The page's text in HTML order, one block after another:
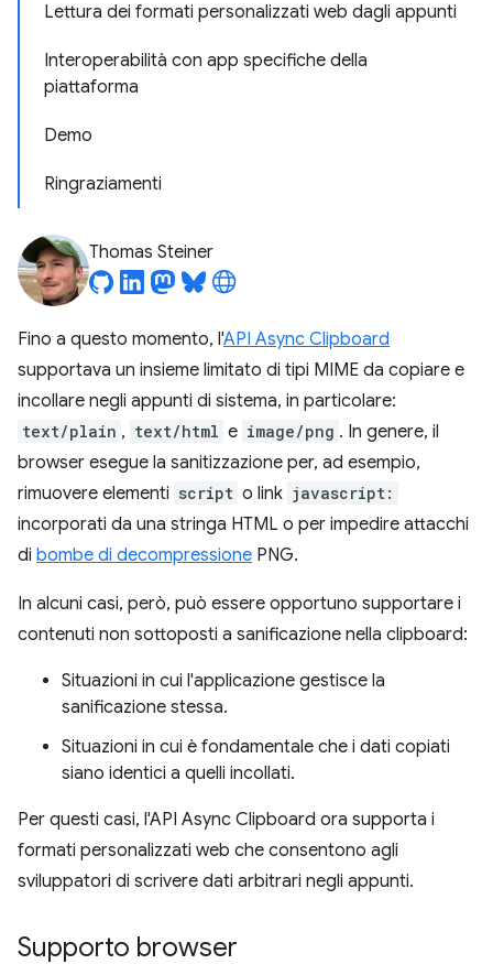
Lettura dei formati personalizzati web dagli appunti
Interoperabilità con app specifiche della
piattaforma
Demo
Ringraziamenti
Thomas Steiner
Fino a questo momento, l'API Async Clipboard
supportava un insieme limitato di tipi MIME da copiare e
incollare negli appunti di sistema, in particolare:
text/plain , text/html e image/png . In genere, il
browser esegue la sanitizzazione per, ad esempio,
rimuovere elementi script o link javascript:
incorporati da una stringa HTML o per impedire attacchi
di bombe di decompressione PNG.
In alcuni casi, però, può essere opportuno supportare i
contenuti non sottoposti a sanificazione nella clipboard:
Situazioni in cui l'applicazione gestisce la
sanificazione stessa.
Situazioni in cui è fondamentale che i dati copiati
siano identici a quelli incollati.
Per questi casi, l'API Async Clipboard ora supporta i
formati personalizzati web che consentono agli
sviluppatori di scrivere dati arbitrari negli appunti.
Supporto browser